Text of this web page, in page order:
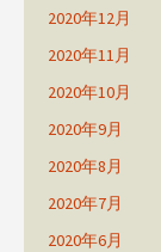
2020年12月
2020年11月
2020年10月
2020年9月
2020年8月
2020年7月
2020年6月